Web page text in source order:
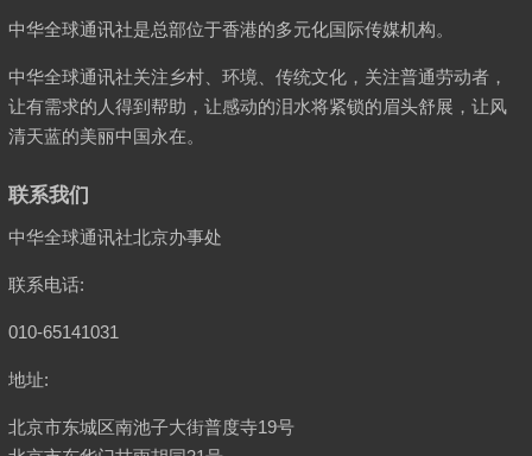
中华全球通讯社是总部位于香港的多元化国际传媒机构。
中华全球通讯社关注乡村、环境、传统文化，关注普通劳动者，
让有需求的人得到帮助，让感动的泪水将紧锁的眉头舒展，让风
清天蓝的美丽中国永在。
联系我们
中华全球通讯社北京办事处
联系电话:
010-65141031
地址:
北京市东城区南池子大街普度寺19号